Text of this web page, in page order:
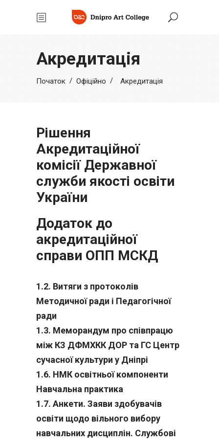
Акредитація
Початок / Офіційно / Акредитація
Рішення
Акредитаційної
комісії Державної
служби якості освіти
України
Додаток до
акредитаційної
справи ОПП МСКД
1.2. Витяги з протоколів
Методичної ради і Педагогічної
ради
1.3. Меморандум про співпрацю
між КЗ ДФМХКК ДОР та ГС Центр
сучасної культури у Дніпрі
1.6. НМК освітньої компоненти
Навчальна практика
1.7. Анкети. Заяви здобувачів
освіти щодо вільного вибору
навчальних дисциплін. Службові